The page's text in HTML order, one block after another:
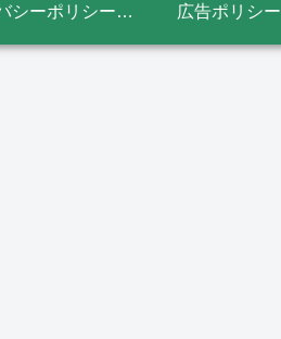
プライバシーポリシー・免責事項 広告ポリシー